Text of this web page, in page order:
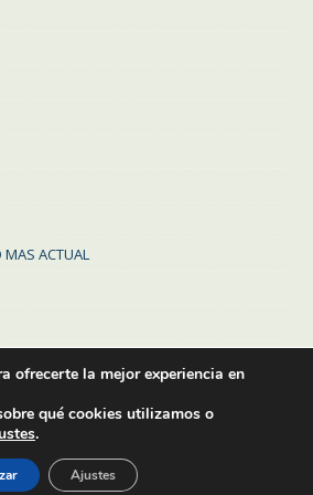
MAS ACTUAL
de Zaragoza - 2023
ofrecerte la mejor experiencia en
qué cookies utilizamos o
.
Ajustes